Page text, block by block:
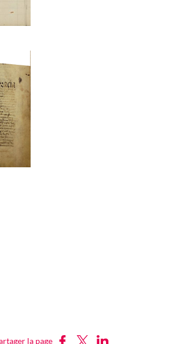
la page Partager sur Facebook
Partager sur X
Partager sur LinkedIn